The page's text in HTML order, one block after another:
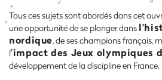
Tous ces sujets sont abordés dans cet
une opportunité de se plonger dans
nordique, de ses champions français,
l’impact des Jeux olympiques
développement de la discipline en France.